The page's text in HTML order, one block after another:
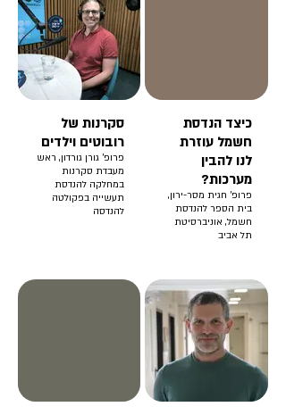
כיצד הנדסת
חשמל עוזרת
לנו להבין
מערכות?
פרופ' חגית מסר-ירון,
בית הספר להנדסת
חשמל, אוניברסיטת
תל אביב
סקרנות של
רובוטים וילדים
פרופ' גורן גורדון, ראש
מעבדת סקרנות
במחלקה להנדסת
תעשייה בפקולטה
להנדסה